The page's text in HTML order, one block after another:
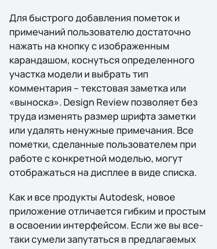
Для быстрого добавления пометок и
примечаний пользователю достаточно
нажать на кнопку с изображенным
карандашом, коснуться определенного
участка модели и выбрать тип
комментария – текстовая заметка или
«выноска». Design Review позволяет без
труда изменять размер шрифта заметки
или удалять ненужные примечания. Все
пометки, сделанные пользователем при
работе с конкретной моделью, могут
отображаться на дисплее в виде списка.
Как и все продукты Autodesk, новое
приложение отличается гибким и простым
в освоении интерфейсом. Если же вы все-
таки сумели запутаться в предлагаемых